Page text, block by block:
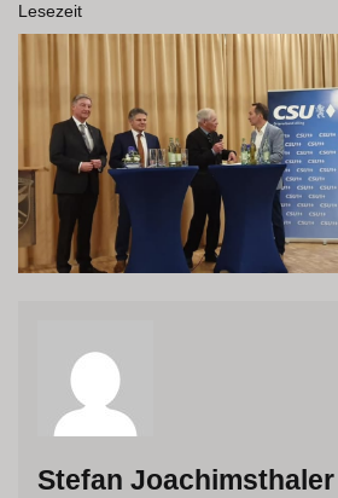
Lesezeit
Stefan Joachimsthaler